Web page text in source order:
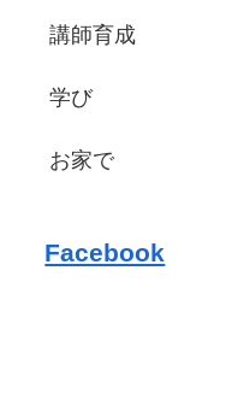
講師育成
学び
お家で
Facebook